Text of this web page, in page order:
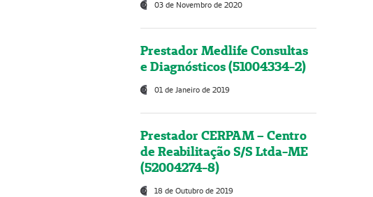
03 de Novembro de 2020
Prestador Medlife Consultas
e Diagnósticos (51004334-2)
01 de Janeiro de 2019
Prestador CERPAM – Centro
de Reabilitação S/S Ltda-ME
(52004274-8)
18 de Outubro de 2019